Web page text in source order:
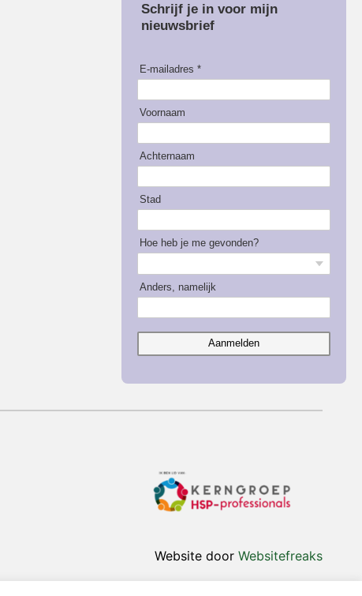
Schrijf je in voor mijn
nieuwsbrief
E-mailadres *
Voornaam
Achternaam
Stad
Hoe heb je me gevonden?
Anders, namelijk
Aanmelden
Website door Websitefreaks